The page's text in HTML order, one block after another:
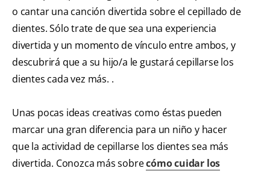
o cantar una canción divertida sobre el cepillado de
dientes. Sólo trate de que sea una experiencia
divertida y un momento de vínculo entre ambos, y
descubrirá que a su hijo/a le gustará cepillarse los
dientes cada vez más. .
Unas pocas ideas creativas como éstas pueden
marcar una gran diferencia para un niño y hacer
que la actividad de cepillarse los dientes sea más
divertida. Conozca más sobrecómo cuidar los